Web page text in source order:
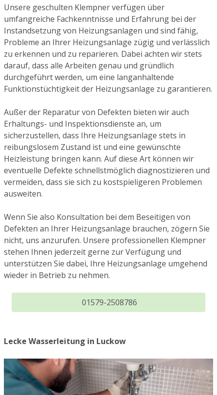
Unsere geschulten Klempner verfügen über
umfangreiche Fachkenntnisse und Erfahrung bei der
Instandsetzung von Heizungsanlagen und sind fähig,
Probleme an Ihrer Heizungsanlage zügig und verlässlich
zu erkennen und zu reparieren. Dabei achten wir stets
darauf, dass alle Arbeiten genau und gründlich
durchgeführt werden, um eine langanhaltende
Funktionstüchtigkeit der Heizungsanlage zu garantieren.
Außer der Reparatur von Defekten bieten wir auch
Erhaltungs- und Inspektionsdienste an, um
sicherzustellen, dass Ihre Heizungsanlage stets in
reibungslosem Zustand ist und eine gewünschte
Heizleistung bringen kann. Auf diese Art können wir
eventuelle Defekte schnellstmöglich diagnostizieren und
vermeiden, dass sie sich zu kostspieligeren Problemen
ausweiten.
Wenn Sie also Konsultation bei dem Beseitigen von
Defekten an Ihrer Heizungsanlage brauchen, zögern Sie
nicht, uns anzurufen. Unsere professionellen Klempner
stehen Ihnen jederzeit gerne zur Verfügung und
unterstützen Sie dabei, Ihre Heizungsanlage umgehend
wieder in Betrieb zu nehmen.
01579-2508786
Lecke Wasserleitung in Luckow